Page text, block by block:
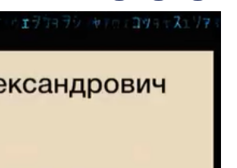
FacebookTwitter Telegram